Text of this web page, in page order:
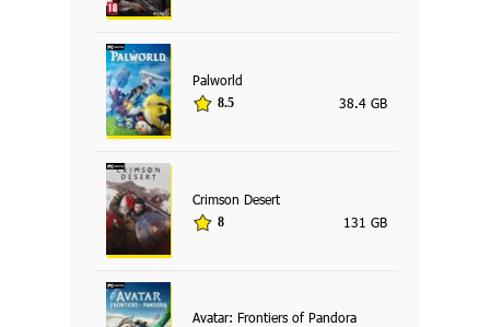
Palworld
8.5 38.4 GB
Crimson Desert
8 131 GB
Avatar: Frontiers of Pandora